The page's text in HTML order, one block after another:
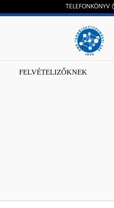
TELEFONKÖNYV
FELVÉTELIZŐKNEK